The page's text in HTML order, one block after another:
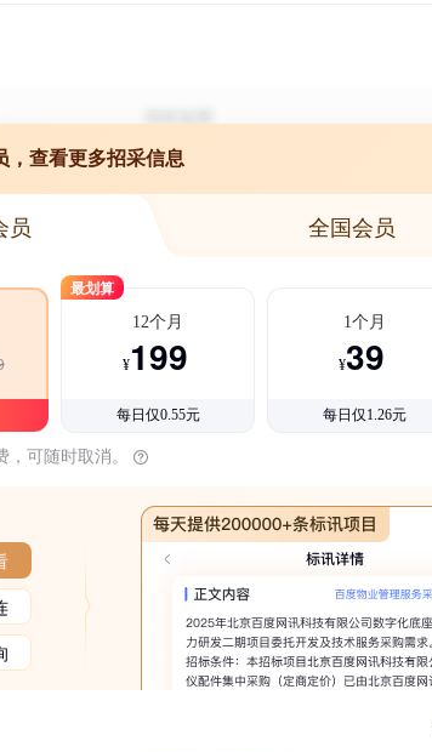
，查看更多招采信息
员 全国会员
最划算
12个月
¥199
每日仅0.55元
1个月
¥39
每日仅1.26元
可随时取消。